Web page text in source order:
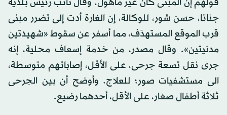
جناتا، حسن شور، للوكالة، إن الغارة أدت إلى تضرر مبنى
قرب الموقع المستهدَف، مما أسفر عن سقوط «شهيدتين
مدنيتين». وقال مصدر، من خدمة إسعاف محلية، إنه
جرى نقل تسعة جرحى، على الأقل، إصاباتهم متوسطة،
الى مستشفيات صور؛ للعلاج. وأوضح أن بين الجرحى
ثلاثة أطفال صغار، على الأقل، أحدهما رضيع.